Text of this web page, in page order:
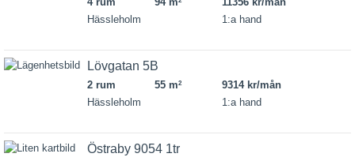
Hässleholm
1:a hand
Lövgatan 5B
2 rum 55 m2
9314 kr/mån
Hässleholm
1:a hand
Östraby 9054 1tr